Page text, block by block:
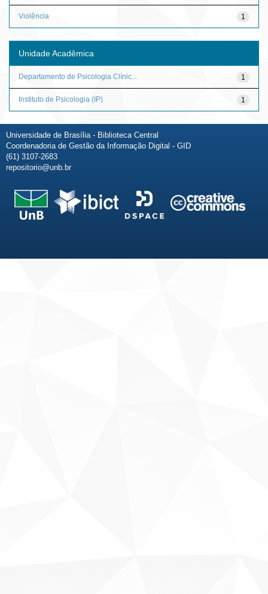
1
Violência
Unidade Acadêmica
1
Departamento de Psicologia Clínic...
1
Instituto de Psicologia (IP)
Universidade de Brasília - Biblioteca Central
Coordenadoria de Gestão da Informação Digital - GID
(61) 3107-2683
repositorio@unb.br